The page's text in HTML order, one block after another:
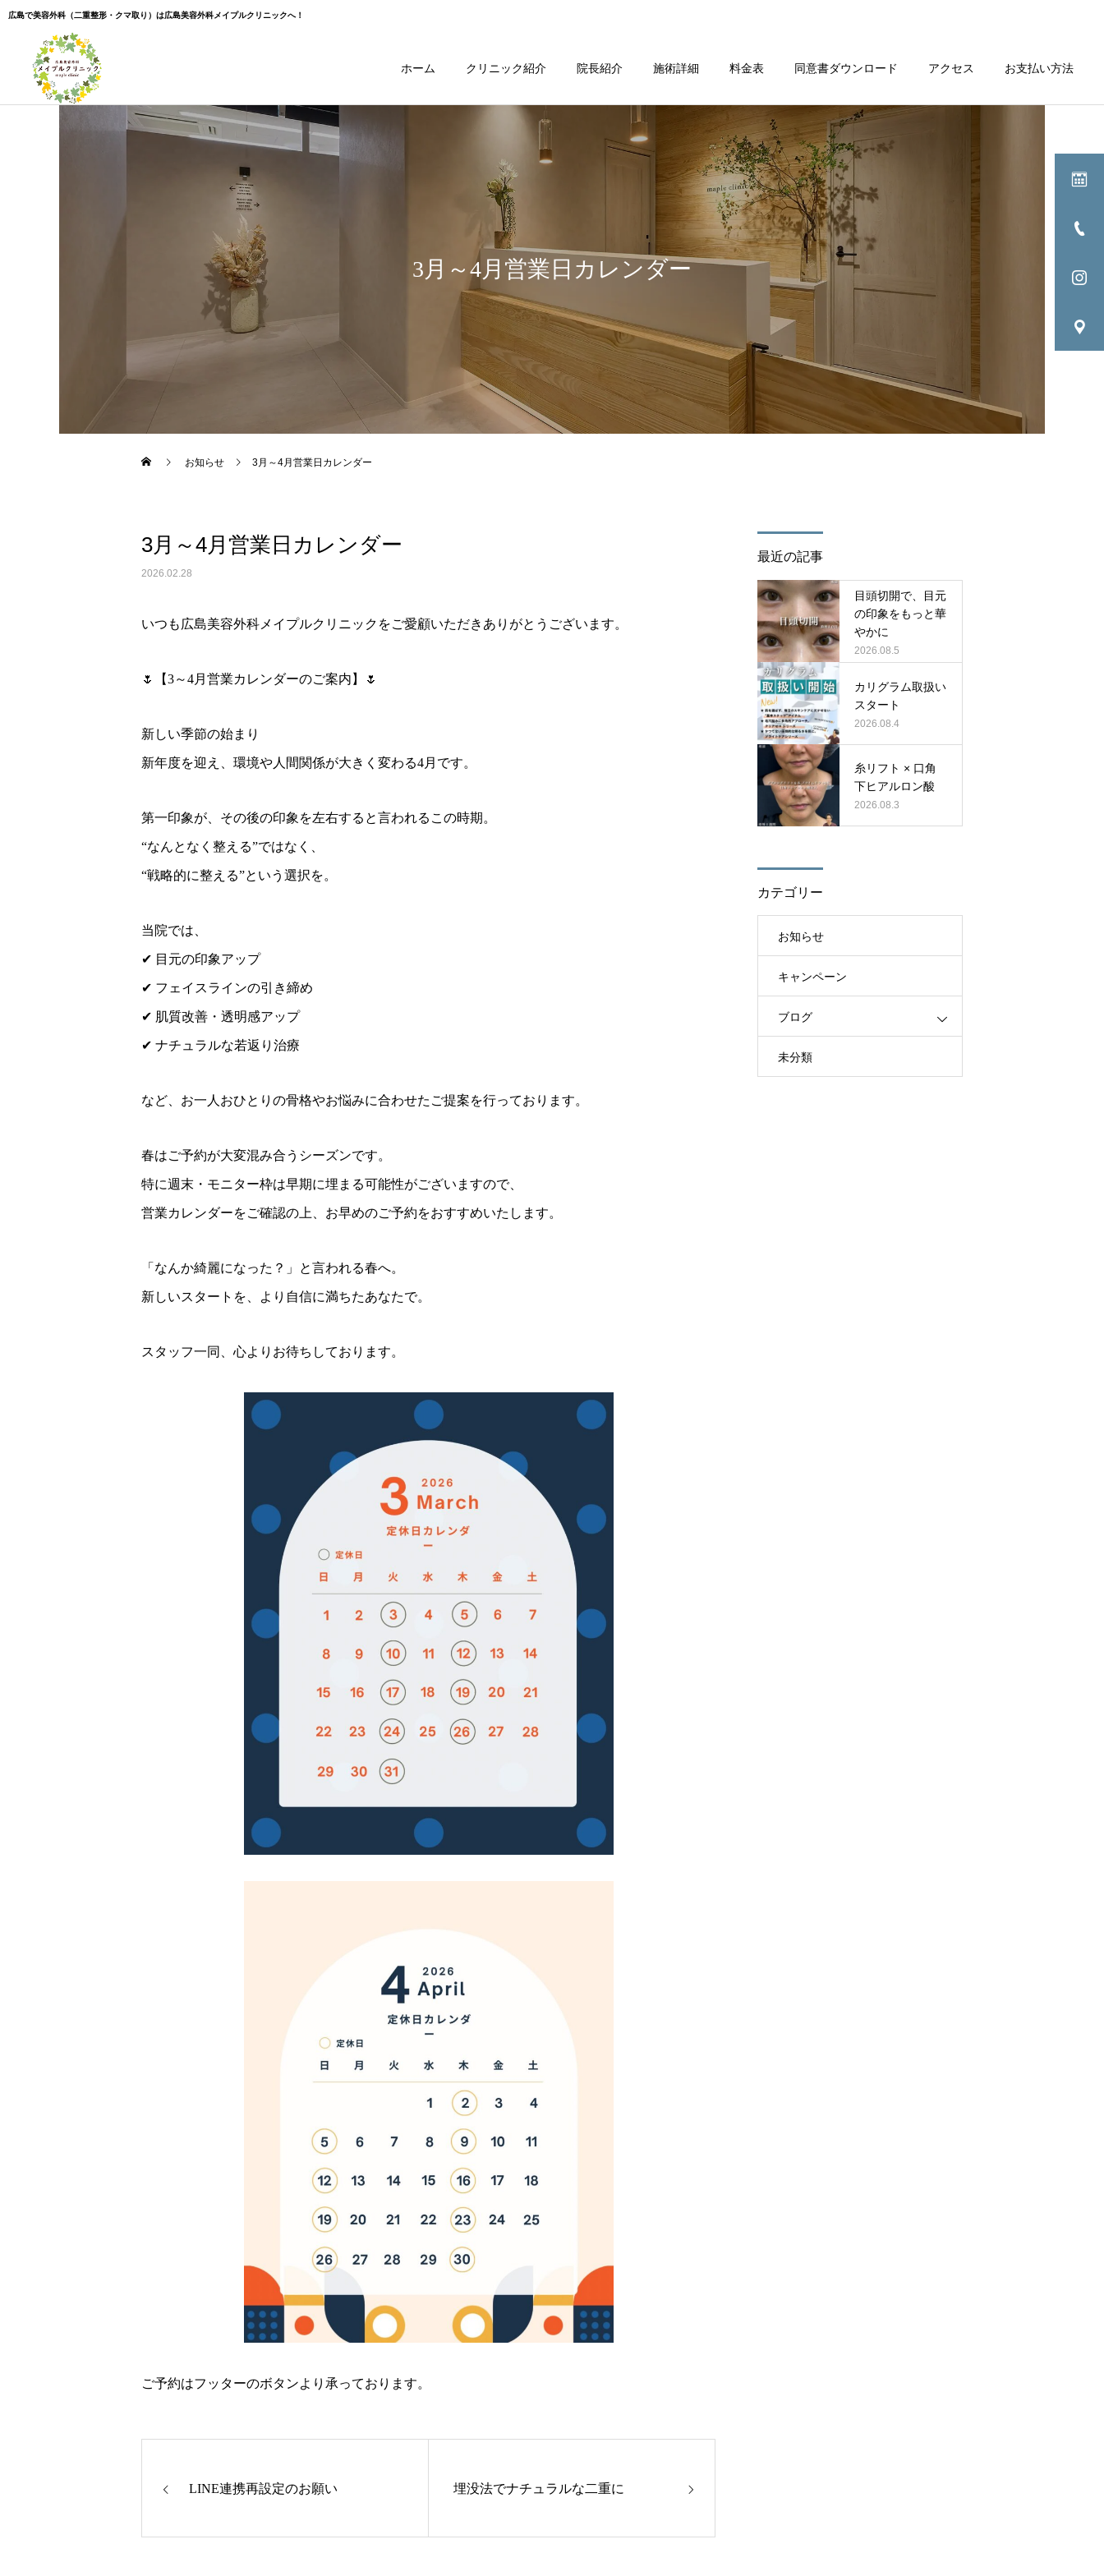
広島で美容外科（二重整形・クマ取り）は広島美容外科メイプルクリニックへ！
ホーム クリニック紹介 院長紹介 施術詳細 料金表 同意書ダウンロード アクセス お支払い方法
3月～4月営業日カレンダー
お知らせ 3月～4月営業日カレンダー
3月～4月営業日カレンダー
2026.02.28
いつも広島美容外科メイプルクリニックをご愛顧いただきありがとうございます。
🌷【3～4月営業カレンダーのご案内】🌷
新しい季節の始まり
新年度を迎え、環境や人間関係が大きく変わる4月です。
第一印象が、その後の印象を左右すると言われるこの時期。
“なんとなく整える”ではなく、
“戦略的に整える”という選択を。
当院では、
✔ 目元の印象アップ
✔ フェイスラインの引き締め
✔ 肌質改善・透明感アップ
✔ ナチュラルな若返り治療
など、お一人おひとりの骨格やお悩みに合わせたご提案を行っております。
春はご予約が大変混み合うシーズンです。
特に週末・モニター枠は早期に埋まる可能性がございますので、
営業カレンダーをご確認の上、お早めのご予約をおすすめいたします。
「なんか綺麗になった？」と言われる春へ。
新しいスタートを、より自信に満ちたあなたで。
スタッフ一同、心よりお待ちしております。
ご予約はフッターのボタンより承っております。
LINE連携再設定のお願い 埋没法でナチュラルな二重に
最近の記事
目頭切開で、目元
の印象をもっと華
やかに
2026.08.5
カリグラム取扱い
スタート
2026.08.4
糸リフト × 口角
下ヒアルロン酸
2026.08.3
カテゴリー
お知らせ
キャンペーン
ブログ
未分類